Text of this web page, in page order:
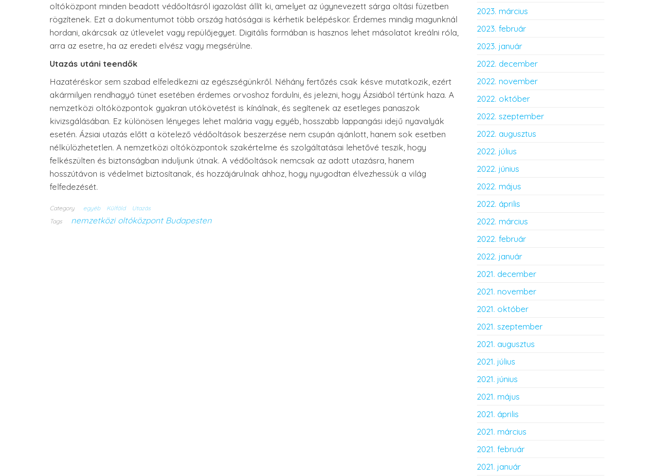
oltóközpont minden beadott védőoltásról igazolást állít ki, amelyet az úgynevezett sárga oltási füzetben
rögzítenek. Ezt a dokumentumot több ország hatóságai is kérhetik belépéskor. Érdemes mindig magunknál
hordani, akárcsak az útlevelet vagy repülőjegyet. Digitális formában is hasznos lehet másolatot kreálni róla,
arra az esetre, ha az eredeti elvész vagy megsérülne.
Utazás utáni teendők
Hazatéréskor sem szabad elfeledkezni az egészségünkről. Néhány fertőzés csak késve mutatkozik, ezért
akármilyen rendhagyó tünet esetében érdemes orvoshoz fordulni, és jelezni, hogy Ázsiából tértünk haza. A
nemzetközi oltóközpontok gyakran utókövetést is kínálnak, és segítenek az esetleges panaszok
kivizsgálásában. Ez különösen lényeges lehet malária vagy egyéb, hosszabb lappangási idejű nyavalyák
esetén. Ázsiai utazás előtt a kötelező védőoltások beszerzése nem csupán ajánlott, hanem sok esetben
nélkülözhetetlen. A nemzetközi oltóközpontok szakértelme és szolgáltatásai lehetővé teszik, hogy
felkészülten és biztonságban induljunk útnak. A védőoltások nemcsak az adott utazásra, hanem
hosszútávon is védelmet biztosítanak, és hozzájárulnak ahhoz, hogy nyugodtan élvezhessük a világ
felfedezését.
Category egyéb Külföld
Utazás
Tags
nemzetközi oltóközpont Budapesten
2023. március
2023. február
2023. január
2022. december
2022. november
2022. október
2022. szeptember
2022. augusztus
2022. július
2022. június
2022. május
2022. április
2022. március
2022. február
2022. január
2021. december
2021. november
2021. október
2021. szeptember
2021. augusztus
2021. július
2021. június
2021. május
2021. április
2021. március
2021. február
2021. január